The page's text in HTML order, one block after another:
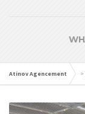
Atinov Agencement >